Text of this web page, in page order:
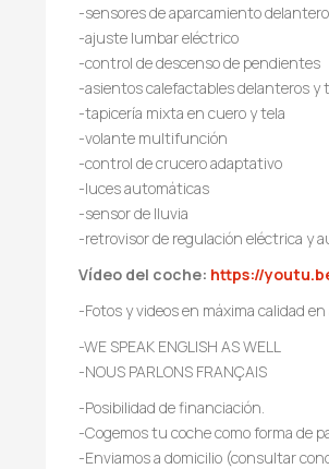
-sensores de aparcamiento
-ajuste lumbar eléctrico
-control de descenso de pendientes
-asientos calefactables delanteros y
-tapicería mixta en cuero y tela
-volante multifunción
-control de crucero adaptativo
-luces automáticas
-sensor de lluvia
-retrovisor de regulación eléctrica y
Vídeo del coche: https://
-Fotos y videos en máxima calidad
-WE SPEAK ENGLISH AS WELL
-NOUS PARLONS FRANÇAIS
-Posibilidad de financiación.
-Cogemos tu coche como forma de
-Enviamos a domicilio (consultar